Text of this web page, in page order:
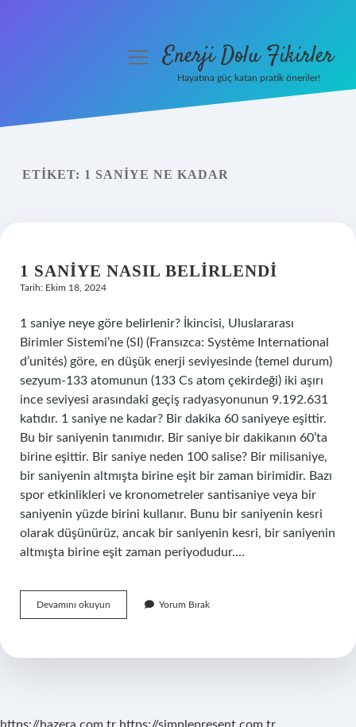
Yasal Uyarı
menüyüEnerji Dolu Fikirler
Hayatına güç katan pratik öneriler!
ETIKET: 1 SANIYE NE KADAR
1 SANIYE NASIL BELIRLENDI
Tarih: Ekim 18, 2024
1 saniye neye göre belirlenir? İkincisi, Uluslararası
Birimler Sistemi’ne (SI) (Fransızca: Système International
d’unités) göre, en düşük enerji seviyesinde (temel durum)
sezyum-133 atomunun (133 Cs atom çekirdeği) iki aşırı
ince seviyesi arasındaki geçiş radyasyonunun 9.192.631
katıdır. 1 saniye ne kadar? Bir dakika 60 saniyeye eşittir.
Bu bir saniyenin tanımıdır. Bir saniye bir dakikanın 60’ta
birine eşittir. Bir saniye neden 100 salise? Bir milisaniye,
bir saniyenin altmışta birine eşit bir zaman birimidir. Bazı
spor etkinlikleri ve kronometreler santisaniye veya bir
saniyenin yüzde birini kullanır. Bunu bir saniyenin kesri
olarak düşünürüz, ancak bir saniyenin kesri, bir saniyenin
altmışta birine eşit zaman periyodudur.…
Devamını okuyun
Saniye
Yorum Bırak